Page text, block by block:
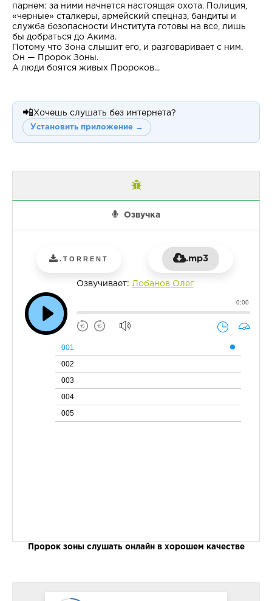
парнем: за ними начнется настоящая охота. Полиция,
«черные» сталкеры, армейский спецназ, бандиты и
служба безопасности Института готовы на все, лишь
бы добраться до Акима.
Потому что Зона слышит его, и разговаривает с ним.
Он — Пророк Зоны.
А люди боятся живых Пророков...
📲 Хочешь слушать без интернета?
Установить приложение →
Озвучка
.TORRENT .mp3
Озвучивает: Лобанов Олег
0:00
001
002
003
004
005
Пророк зоны слушать онлайн в хорошем качестве